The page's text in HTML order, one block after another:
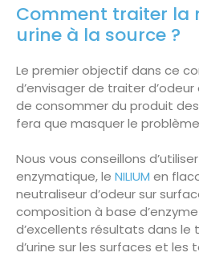
Comment traiter la
urine à la source ?
Le premier objectif dans ce
d’envisager de traiter
de consommer du produit
fera que masquer le problème
Nous vous conseillons
enzymatique, le NILIUM en
neutraliseur d’odeur sur
composition à base
d’excellents résultats dans le
d’urine sur les surfaces et les